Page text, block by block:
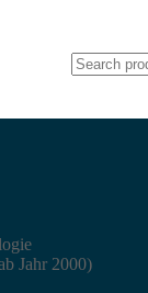
Jahr 2000)